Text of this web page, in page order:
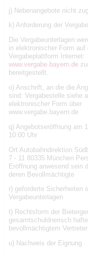
j) Nebenangebote nicht
k) Anforderung der
Die Vergabeunterlagen
in elektronischer Form auf
Vergabeplattform Internet:
www.vergabe.bayern.de
bereitgestellt.
o) Anschrift, an die die
sind: Vergabestelle siehe
elektronischer Form über
www.vergabe.bayern.de
q) Angebotseröffnung am
10:00 Uhr
Ort Autobahndirektion
7 - 11 80335 München
Eröffnung anwesend sein
deren Bevollmächtigte
r) geforderte Sicherheiten
Vergabeunterlagen
t) Rechtsform der
gesamtschuldnerisch
bevollmächtigtem Vertreter
u) Nachweis der Eignung